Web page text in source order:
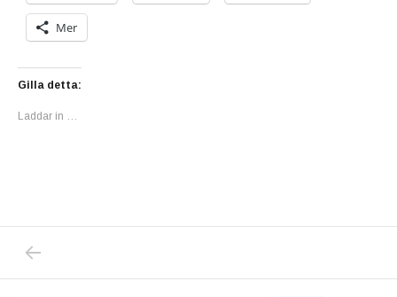
Mer
Gilla detta:
Laddar in …
Inläggsnavigering